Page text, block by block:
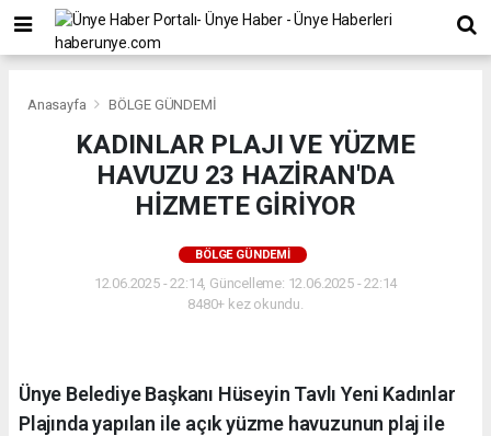
Anasayfa BÖLGE GÜNDEMİ
KADINLAR PLAJI VE YÜZME
HAVUZU 23 HAZİRAN'DA
HİZMETE GİRİYOR
BÖLGE GÜNDEMİ
12.06.2025 - 22:14, Güncelleme: 12.06.2025 - 22:14
8480+ kez okundu.
Ünye Belediye Başkanı Hüseyin Tavlı Yeni Kadınlar
Plajında yapılan ile açık yüzme havuzunun plaj ile